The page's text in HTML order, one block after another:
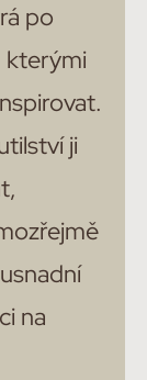
po
kterými
ji
na